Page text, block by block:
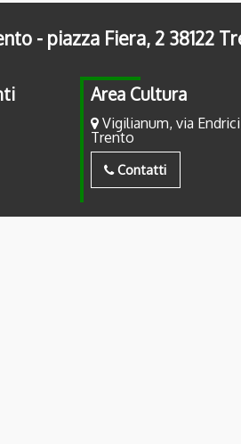
- piazza Fiera, 2 38122
Area Cultura
Vigilianum, via
Trento
Contatti